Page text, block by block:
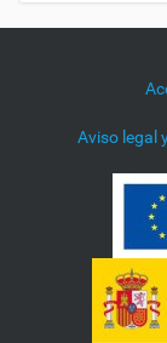
Aviso legal